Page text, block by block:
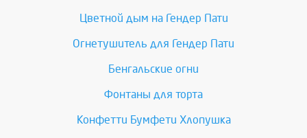
Цветной дым на Гендер Пати
Огнетушитель для Гендер Пати
Бенгальские огни
Фонтаны для торта
Конфетти Бумфети Хлопушка